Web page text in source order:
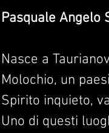
Pasquale Angelo
Nasce a
Molochio, un
Spirito inquieto,
Uno di questi